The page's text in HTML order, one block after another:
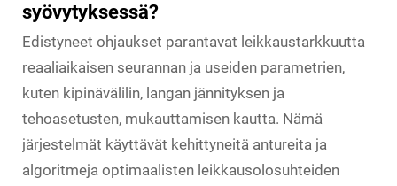
syövytyksessä?
Edistyneet ohjaukset parantavat leikkaustarkkuutta
reaaliaikaisen seurannan ja useiden parametrien,
kuten kipinävälilin, langan jännityksen ja
tehoasetusten, mukauttamisen kautta. Nämä
järjestelmät käyttävät kehittyneitä antureita ja
algoritmeja optimaalisten leikkausolosuhteiden